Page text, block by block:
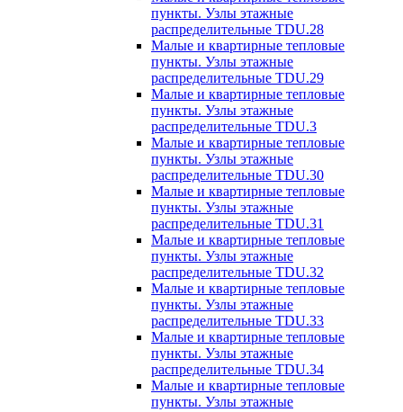
пункты. Узлы этажные
распределительные TDU.28
Малые и квартирные тепловые
пункты. Узлы этажные
распределительные TDU.29
Малые и квартирные тепловые
пункты. Узлы этажные
распределительные TDU.3
Малые и квартирные тепловые
пункты. Узлы этажные
распределительные TDU.30
Малые и квартирные тепловые
пункты. Узлы этажные
распределительные TDU.31
Малые и квартирные тепловые
пункты. Узлы этажные
распределительные TDU.32
Малые и квартирные тепловые
пункты. Узлы этажные
распределительные TDU.33
Малые и квартирные тепловые
пункты. Узлы этажные
распределительные TDU.34
Малые и квартирные тепловые
пункты. Узлы этажные